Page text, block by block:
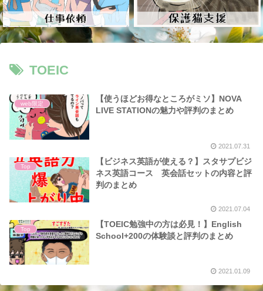
TOEIC
web限定
【使うほどお得なところがミソ】NOVA
LIVE STATIONの魅力や評判のまとめ
2021.07.31
Top
【ビジネス英語が使える？】スタサプビジ
ネス英語コース 英会話セットの内容と評
判のまとめ
2021.07.04
Top
【TOEIC勉強中の方は必見！】English
School+200の体験談と評判のまとめ
2021.01.09